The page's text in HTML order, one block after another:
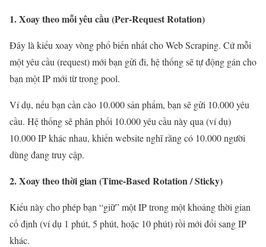
1. Xoay theo mỗi yêu cầu (Per-Request Rotation)
Đây là kiểu xoay vòng phổ biến nhất cho Web Scraping. Cứ mỗi
một yêu cầu (request) mới bạn gửi đi, hệ thống sẽ tự động gán cho
bạn một IP mới từ trong pool.
Ví dụ, nếu bạn cần cào 10.000 sản phẩm, bạn sẽ gửi 10.000 yêu
cầu. Hệ thống sẽ phân phối 10.000 yêu cầu này qua (ví dụ)
10.000 IP khác nhau, khiến website nghĩ rằng có 10.000 người
dùng đang truy cập.
2. Xoay theo thời gian (Time-Based Rotation / Sticky)
Kiểu này cho phép bạn “giữ” một IP trong một khoảng thời gian
cố định (ví dụ 1 phút, 5 phút, hoặc 10 phút) rồi mới đổi sang IP
khác.